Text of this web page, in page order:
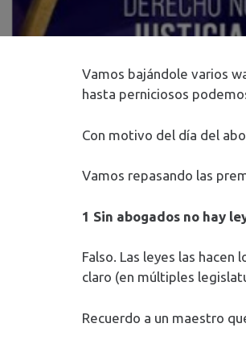
Vamos bajándole varios
hasta perniciosos
Con motivo del día del
Vamos repasando las
1 Sin abogados no hay
Falso. Las leyes las
claro (en múltiples
Recuerdo a un maestro